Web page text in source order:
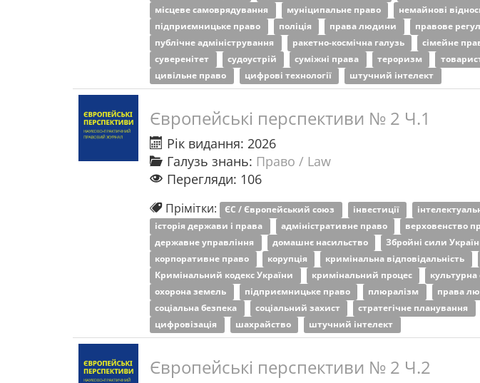
місцеве самоврядування
муніципальне право немайнові
підприємницьке право
поліція права людини правове
публічне адміністрування
ракетно-космічна галузь сімейне
суверенітет
судоустрій суміжні права тероризм
цивільне право
цифрові технології штучний інтелект
Європейські перспективи № 2 Ч.1
Рік видання: 2026
Галузь знань: Право / Law
Перегляди: 106
Прімітки: ЄС / Європейський союз інвестиції
історія держави і права
адміністративне право верховенство
державне управління
домашнє насильство Збройні сили
корпоративне право
корупція кримінальна відповідальність
Кримінальний кодекс України
кримінальний процес
охорона земель
підприємницьке право плюралізм права
соціальна безпека
соціальний захист стратегічне планування
цифровізація
шахрайство штучний інтелект
Європейські перспективи № 2 Ч.2